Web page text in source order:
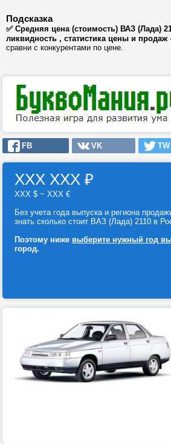
Подсказка
✅ Средняя цена (стоимость) ВАЗ (Лада)
ликвидность , статистика цены и продаж
сравни с конкурентами по цене.
FB VK TW
ХХХ ХХХ ₽
ХХХ $ ~ ХХХ €
Без учета года выпуска и региона
знать сколько стоит ВАЗ (Лада) 2110 в
Поэтому ниже выберите нужный год
город.